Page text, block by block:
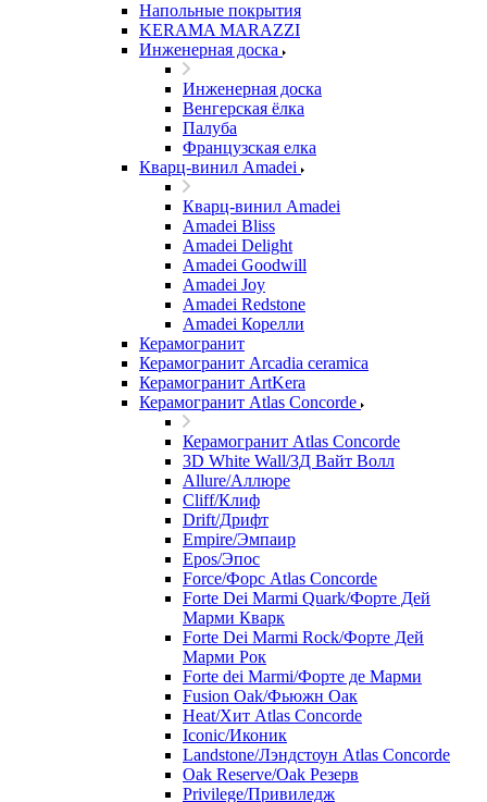
Напольные покрытия
KERAMA MARAZZI
Инженерная доска
Инженерная доска
Венгерская ёлка
Палуба
Французская елка
Кварц-винил Amadei
Кварц-винил Amadei
Amadei Bliss
Amadei Delight
Amadei Goodwill
Amadei Joy
Amadei Redstone
Amadei Корелли
Керамогранит
Керамогранит Arcadia ceramica
Керамогранит ArtKera
Керамогранит Atlas Concorde
Керамогранит Atlas Concorde
3D White Wall/3Д Вайт Волл
Allure/Аллюрe
Cliff/Клиф
Drift/Дрифт
Empire/Эмпаир
Epos/Эпос
Force/Фoрс Atlas Concorde
Forte Dei Marmi Quark/Форте Дей
Марми Кварк
Forte Dei Marmi Rock/Форте Дей
Марми Рок
Forte dei Marmi/Форте де Марми
Fusion Oak/Фьюжн Оак
Heat/Xит Atlas Concorde
Iconic/Иконик
Landstone/Лэндстоун Atlas Concorde
Oak Reserve/Оak Резepв
Privilege/Привиледж